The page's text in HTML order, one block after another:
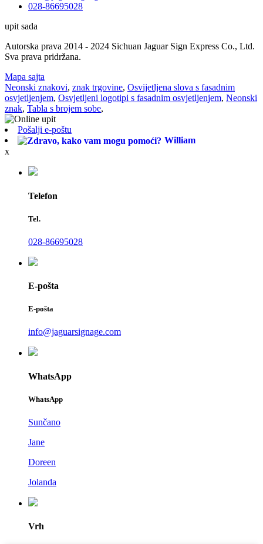
028-86695028
upit sada
Autorska prava 2014 - 2024 Sichuan Jaguar Sign Express Co., Ltd.
Sva prava pridržana.
Mapa sajta
Neonski znakovi, znak trgovine, Osvijetljena slova s ​​fasadnim
osvjetljenjem, Osvjetljeni logotipi s fasadnim osvjetljenjem, Neonski
znak, Tabla s brojem sobe,
Pošalji e-poštu
William
x
Telefon
Tel.
028-86695028
E-pošta
E-pošta
info@jaguarsignage.com
WhatsApp
WhatsApp
Sunčano
Jane
Doreen
Jolanda
Vrh